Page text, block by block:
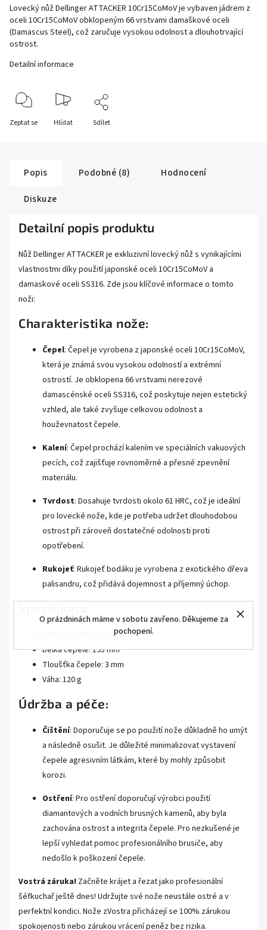
O prázdninách máme v sobotu zavřeno. Děkujeme za
pochopení.
Lovecký nůž Dellinger ATTACKER 10Cr15CoMoV je vybaven jádrem z
oceli 10Cr15CoMoV obklopeným 66 vrstvami damaškové oceli
(Damascus Steel), což zaručuje vysokou odolnost a dlouhotrvající
ostrost.
Detailní informace
Zeptat se Hlídat Sdílet
Popis Podobné (8)
Hodnocení
Diskuze
Detailní popis produktu
Nůž Dellinger ATTACKER je exkluzivní lovecký nůž s vynikajícími
vlastnostmi díky použití japonské oceli 10Cr15CoMoV a
damaskové oceli SS316. Zde jsou klíčové informace o tomto
noži:
Charakteristika nože:
Čepel: Čepel je vyrobena z japonské oceli 10Cr15CoMoV,
která je známá svou vysokou odolností a extrémní
ostrostí. Je obklopena 66 vrstvami nerezové
damascénské oceli SS316, což poskytuje nejen estetický
vzhled, ale také zvyšuje celkovou odolnost a
houževnatost čepele.
Kalení: Čepel prochází kalením ve speciálních vakuových
pecích, což zajišťuje rovnoměrné a přesné zpevnění
materiálu.
Tvrdost: Dosahuje tvrdosti okolo 61 HRC, což je ideální
pro lovecké nože, kde je potřeba udržet dlouhodobou
ostrost při zároveň dostatečné odolnosti proti
opotřebení.
Rukojeť: Rukojeť bodáku je vyrobena z exotického dřeva
palisandru, což přidává dojemnost a příjemný úchop.
Celková délka: 275 mm
Délka čepele: 195 mm
Tloušťka čepele: 3 mm
Váha: 120 g
Údržba a péče:
Čištění: Doporučuje se po použití nože důkladně ho umýt
a následně osušit. Je důležité minimalizovat vystavení
čepele agresivním látkám, které by mohly způsobit
korozi.
Ostření: Pro ostření doporučují výrobci použití
diamantových a vodních brusných kamenů, aby byla
zachována ostrost a integrita čepele. Pro nezkušené je
lepší vyhledat pomoc profesionálního brusiče, aby
nedošlo k poškození čepele.
Vostrá záruka! Začněte krájet a řezat jako profesionální
šéfkuchař ještě dnes! Udržujte své nože neustále ostré a v
perfektní kondici. Nože zVostra přicházejí se 100% zárukou
spokojenosti nebo zárukou vrácení peněz bez rizika.